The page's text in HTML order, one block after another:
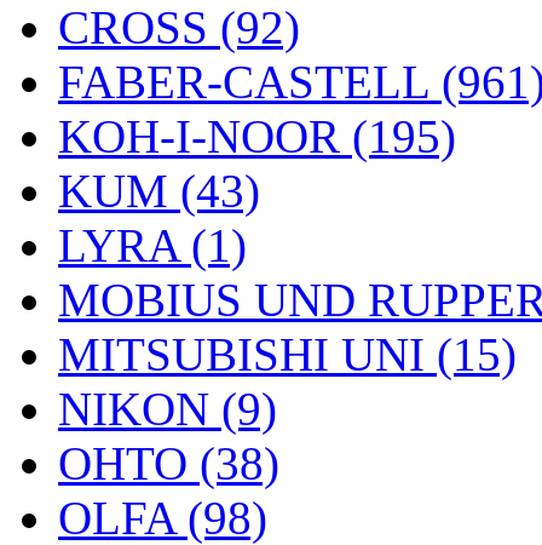
CROSS (92)
FABER-CASTELL
KOH-I-NOOR (195)
KUM (43)
LYRA (1)
MOBIUS UND
MITSUBISHI UNI (15)
NIKON (9)
OHTO (38)
OLFA (98)